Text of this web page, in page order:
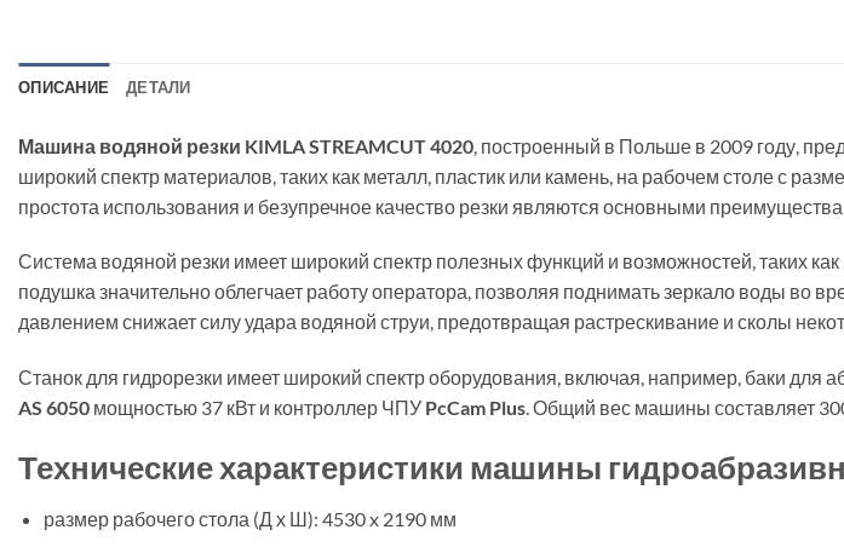
ОПИСАНИЕ ДЕТАЛИ
Машина водяной резки KIMLA STREAMCUT 4020 , построенный в Польше в 2009 году,
широкий спектр материалов, таких как металл, пластик или камень, на рабочем столе с
простота использования и безупречное качество резки являются основными
Система водяной резки имеет широкий спектр полезных функций и возможностей, таких
подушка значительно облегчает работу оператора, позволяя поднимать зеркало воды во
давлением снижает силу удара водяной струи, предотвращая растрескивание и сколы
Станок для гидрорезки имеет широкий спектр оборудования, включая, например, баки для
AS 6050 мощностью 37 кВт и контроллер ЧПУ PcCam Plus. Общий вес машины составляет
Технические характеристики машины
размер рабочего стола (Д х Ш): 4530 x 2190 мм